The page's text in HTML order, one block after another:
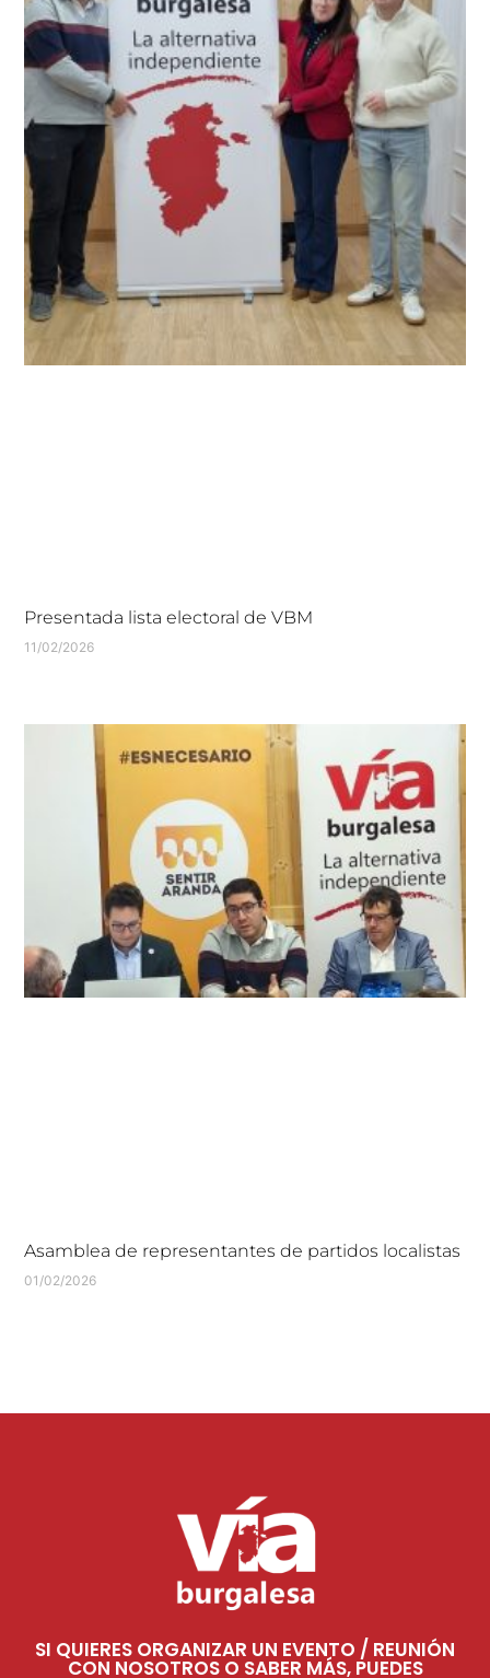
Presentada lista electoral de VBM
11/02/2026
Asamblea de representantes de partidos localistas
01/02/2026
SI QUIERES ORGANIZAR UN EVENTO / REUNIÓN
CON NOSOTROS O SABER MÁS, PUEDES